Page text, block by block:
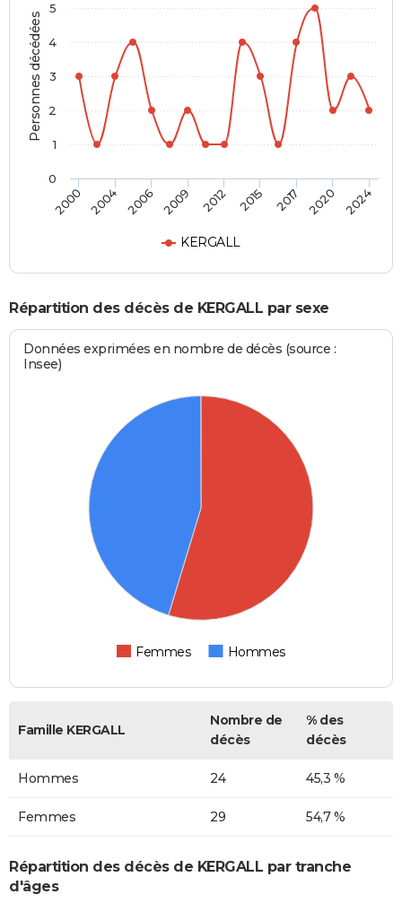
Personnes décédées
KERGALL
2000 2004 2006 2009 2012 2015 2017 2020 2024
0
1
2
3
4
5
Répartition des décès de KERGALL par sexe
Données exprimées en nombre de décès (source :
Insee)
Femmes Hommes
Famille KERGALL
Nombre de
décès
% des
décès
Hommes 24 45,3 %
Femmes 29 54,7 %
Répartition des décès de KERGALL par tranche
d'âges